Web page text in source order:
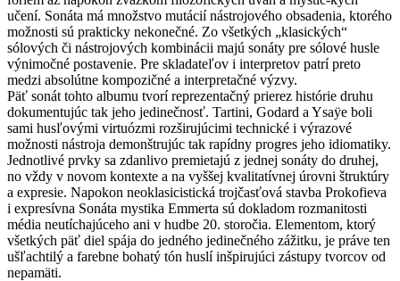
učení. Sonáta má množstvo mutácií nástrojového obsadenia, ktorého
možnosti sú prakticky nekonečné. Zo všetkých „klasických“
sólových či nástrojových kombinácii majú sonáty pre sólové husle
výnimočné postavenie. Pre skladateľov i interpretov patrí preto
medzi absolútne kompozičné a interpretačné výzvy.
Päť sonát tohto albumu tvorí reprezentačný prierez histórie druhu
dokumentujúc tak jeho jedinečnosť. Tartini, Godard a Ysaÿe boli
sami husľovými virtuózmi rozširujúcimi technické i výrazové
možnosti nástroja demonštrujúc tak rapídny progres jeho idiomatiky.
Jednotlivé prvky sa zdanlivo premietajú z jednej sonáty do druhej,
no vždy v novom kontexte a na vyššej kvalitatívnej úrovni štruktúry
a expresie. Napokon neoklasicistická trojčasťová stavba Prokofieva
i expresívna Sonáta mystika Emmerta sú dokladom rozmanitosti
média neutíchajúceho ani v hudbe 20. storočia. Elementom, ktorý
všetkých päť diel spája do jedného jedinečného zážitku, je práve ten
ušľachtilý a farebne bohatý tón huslí inšpirujúci zástupy tvorcov od
nepamäti.